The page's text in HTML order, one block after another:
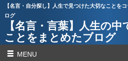
【名言・自分探し】人生で見つけた大切なことを
ログ
【名言・言葉】人生の
ことをまとめたブログ
MENU